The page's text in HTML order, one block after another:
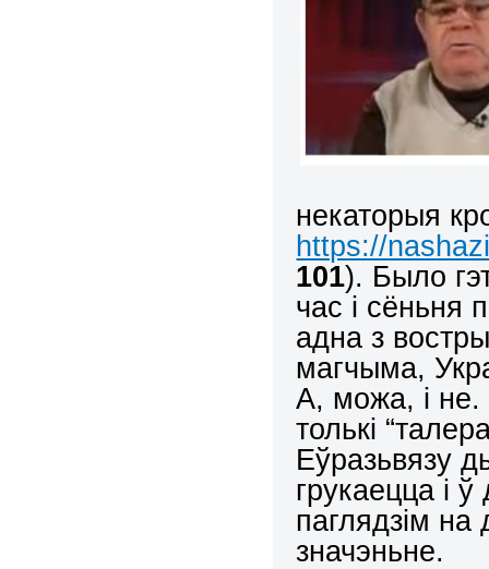
некаторыя
https://
101). Было
час і сёньня
адна з
магчыма,
А, можа, і
толькі
Еўразьвязу
грукаецца і
паглядзім на
значэньне.